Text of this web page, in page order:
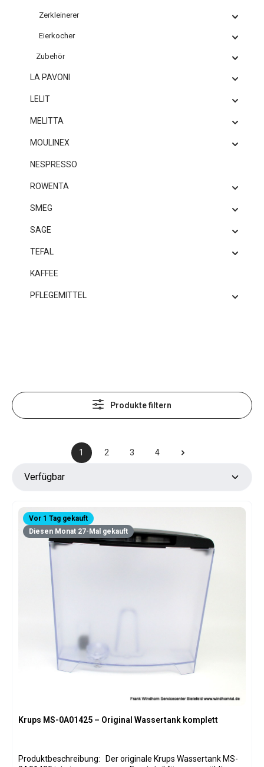
Zerkleinerer
Eierkocher
Zubehör
LA PAVONI
LELIT
MELITTA
MOULINEX
NESPRESSO
ROWENTA
SMEG
SAGE
TEFAL
KAFFEE
PFLEGEMITTEL
Produkte filtern
Seite
1
Seite
2
Seite
3
Seite
4
Vor 1 Tag gekauft
Diesen Monat 27-Mal gekauft
Krups MS-0A01425 – Original Wassertank komplett
Produktbeschreibung: Der originale Krups Wassertank MS-